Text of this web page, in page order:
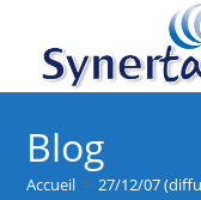
content
Blog
Accueil > 27/12/07